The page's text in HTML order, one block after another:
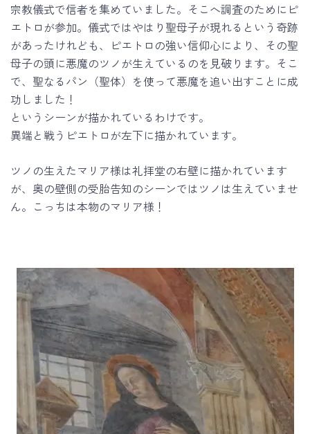
宗教儀式で信者を集めていました。そこへ調査のためにピ
エトロが参加。儀式ではやはり聖母子が現れるという奇跡
があったけれども、ピエトロの強い信仰心により、その聖
母子の頭に悪魔のツノが生えているのを見破ります。そこ
で、聖なるパン（聖体）を使って悪魔を追い出すことに成
功しました！
というシーンが描かれているわけです。
異端と戦うピエトロが左下に描かれています。
ツノの生えたマリア様は礼拝堂の右壁に描かれています
が、奥の壁側の受胎告知のシーンではツノは生えていませ
ん。こっちは本物のマリア様！